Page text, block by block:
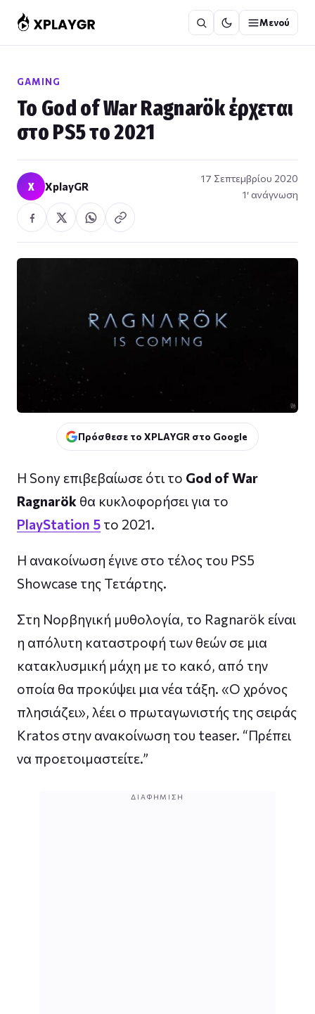
στο
περιεχόμενο
Μενού
GAMING
Το God of War Ragnarök έρχεται
στο PS5 το 2021
X XplayGR
17 Σεπτεμβρίου 2020
1′ ανάγνωση
Πρόσθεσε το XPLAYGR στο Google
Η Sony επιβεβαίωσε ότι το God of War
Ragnarök θα κυκλοφορήσει για το
PlayStation 5 το 2021.
Η ανακοίνωση έγινε στο τέλος του PS5
Showcase της Τετάρτης.
Στη Νορβηγική μυθολογία, το Ragnarök είναι
η απόλυτη καταστροφή των θεών σε μια
κατακλυσμική μάχη με το κακό, από την
οποία θα προκύψει μια νέα τάξη. «Ο χρόνος
πλησιάζει», λέει ο πρωταγωνιστής της σειράς
Kratos στην ανακοίνωση του teaser. “Πρέπει
να προετοιμαστείτε.”
ΔΙΑΦΉΜΙΣΗ